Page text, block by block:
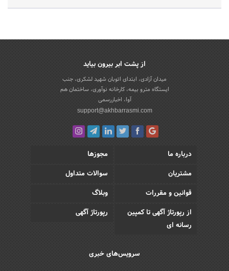
از پشت ابر بیرون بیاید
میدان آزادی، ابتدای اتوبان شهید لشکری، جنب
ایستگاه مترو بیمه، کارخانه نوآوری، ساختمان هم
آوا، اخباررسمی
support@akhbarrasmi.com
درباره ما
مجوزها
مشتریان
سوالات متداول
قوانین و مقررات
وبلاگ
از رپورتاژ آگهی تا کمپین
رسانه ای
رپورتاژ آگهی
سرویس‌های خبری